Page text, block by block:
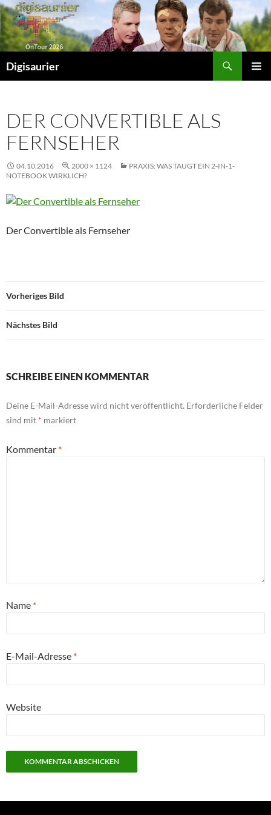
Zum
Inhalt
springen
Digisaurier
DER CONVERTIBLE ALS
FERNSEHER
04.10.2016 2000 × 1124
PRAXIS: WAS TAUGT EIN 2-IN-1-
NOTEBOOK WIRKLICH?
Der Convertible als Fernseher
Vorheriges Bild
Nächstes Bild
SCHREIBE EINEN KOMMENTAR
Deine E-Mail-Adresse wird nicht veröffentlicht. Erforderliche Felder
sind mit * markiert
Kommentar *
Name *
E-Mail-Adresse *
Website